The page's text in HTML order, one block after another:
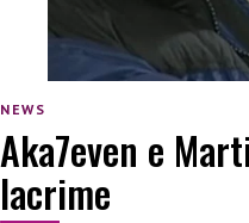
NEWS
Aka7even e
lacrime